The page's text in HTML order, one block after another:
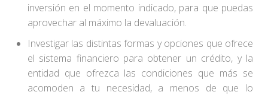
inversión en el momento indicado, para que puedas
aprovechar al máximo la devaluación.
Investigar las distintas formas y opciones que ofrece
el sistema financiero para obtener un crédito, y la
entidad que ofrezca las condiciones que más se
acomoden a tu necesidad, a menos de que lo